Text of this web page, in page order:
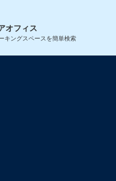
オフィス
キングスペースを簡単検索